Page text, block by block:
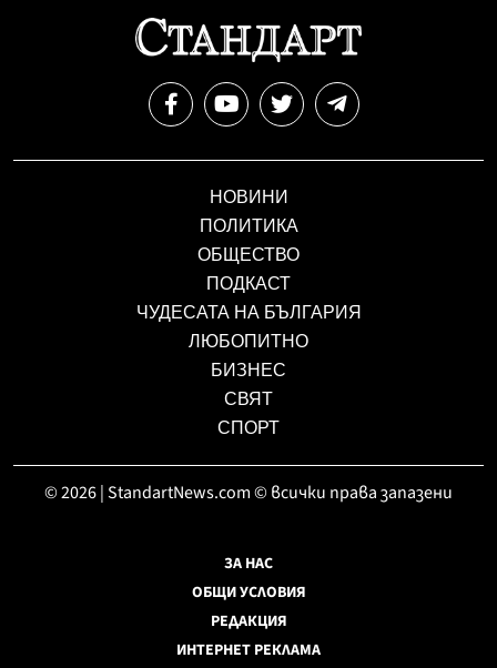
НОВИНИ
ПОЛИТИКА
ОБЩЕСТВО
ПОДКАСТ
ЧУДЕСАТА НА БЪЛГАРИЯ
ЛЮБОПИТНО
БИЗНЕС
СВЯТ
СПОРТ
© 2026 | StandartNews.com © всички права запазени
ЗА НАС
ОБЩИ УСЛОВИЯ
РЕДАКЦИЯ
ИНТЕРНЕТ РЕКЛАМА